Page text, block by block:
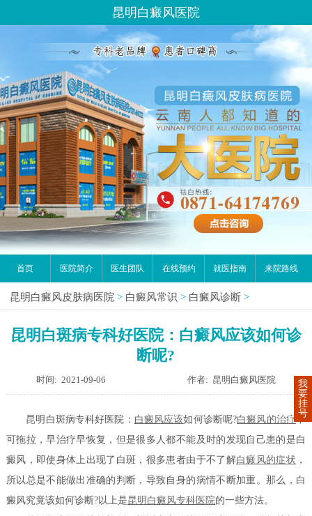
昆明白癜风医院
首页 医院简介 医生团队 在线预约 就医指南 来院路线
昆明白癜风皮肤病医院 > 白癜风常识 > 白癜风诊断 >
昆明白斑病专科好医院：白癜风应该如何诊
断呢?
时间: 2021-09-06 作者: 昆明白癜风医院
昆明白斑病专科好医院： 白癜风应该如何诊断呢?白癜风的治疗不
可拖拉，早治疗早恢复，但是很多人都不能及时的发现自己患的是白
癜风，即使身体上出现了白斑，很多患者由于不了解白癜风的症状 ，
所以总是不能做出准确的判断，导致自身的病情不断加重。那么，白
癜风究竟该如何诊断?以上是昆明白癜风专科医院的一些方法。
我
要
挂
号